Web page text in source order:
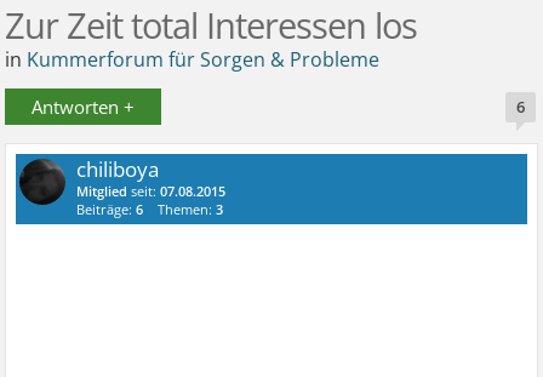
Zur Zeit total Interessen los
in Kummerforum für Sorgen & Probleme
Antworten + 6
chiliboya
Mitglied seit:07.08.2015
Beiträge:6 Themen:3